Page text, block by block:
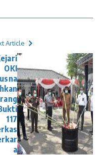
Article
OKI
hkan
117
a